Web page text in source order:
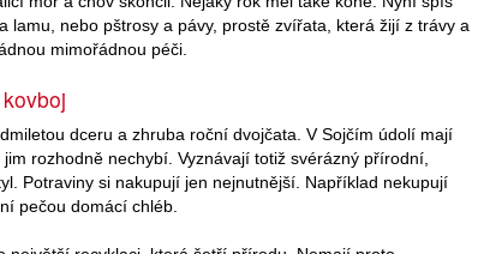
lamu, nebo pštrosy a pávy, prostě zvířata, která žijí z trávy a
mimořádnou péči.
dceru a zhruba roční dvojčata. V Sojčím údolí mají
rozhodně nechybí. Vyznávají totiž svérázný přírodní,
Potraviny si nakupují jen nejnutnější. Například nekupují
pečou domácí chléb.